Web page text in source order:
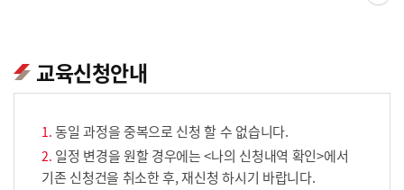
교육신청안내
동일 과정을 중복으로 신청 할 수 없습니다.
일정 변경을 원할 경우에는 <나의 신청내역 확인>에서
기존 신청건을 취소한 후, 재신청 하시기 바랍니다.